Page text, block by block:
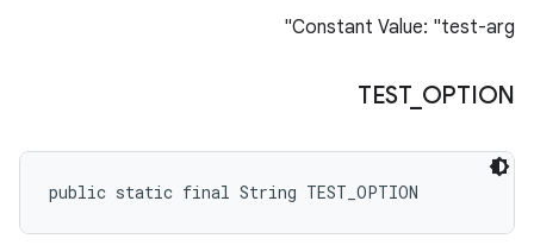
Constant Value: "test-arg"
TEST_ OPTION
public static final String TEST_OPTION